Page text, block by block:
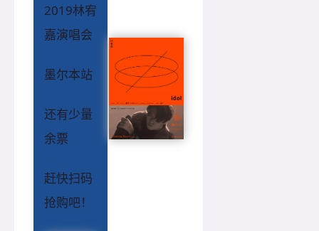
2019林宥
嘉演唱会
墨尔本站
还有少量
余票
赶快扫码
抢购吧！